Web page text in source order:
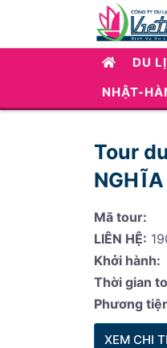
DU
NHẬT-
Tour
Mã tour:
LIÊN HỆ:
Khởi hành:
Thời gian
Phương
XEM CHI